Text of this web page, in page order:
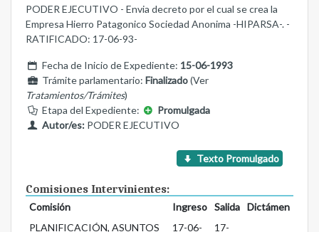
PODER EJECUTIVO - Envia decreto por el cual se crea la
Empresa Hierro Patagonico Sociedad Anonima -HIPARSA-. -
RATIFICADO: 17-06-93-
Fecha de Inicio de Expediente: 15-06-1993
Trámite parlamentario: Finalizado(Ver
Tratamientos/Trámites)
Etapa del Expediente:
Promulgada
Autor/es:PODER EJECUTIVO
Texto Promulgado
Comisiones Intervinientes:
Comisión Ingreso Salida
Dictámen
PLANIFICACIÓN, ASUNTOS
17-06-
17-